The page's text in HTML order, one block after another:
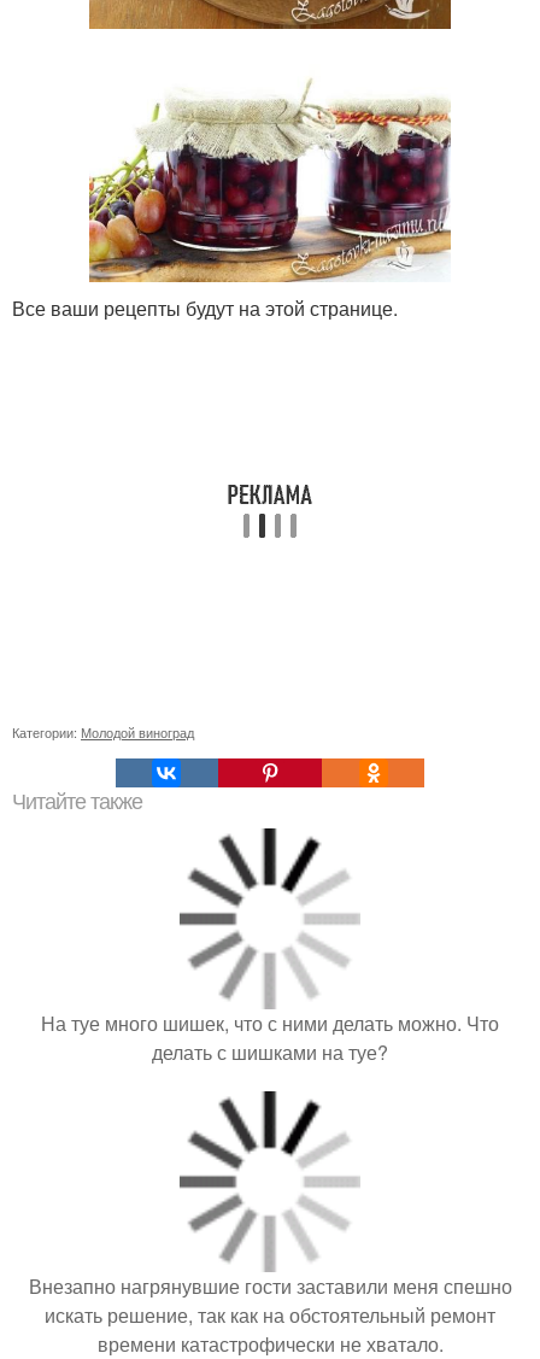
Все ваши рецепты будут на этой странице.
Категории: Молодой виноград
Читайте также
На туе много шишек, что с ними делать можно. Что
делать с шишками на туе?
Внезапно нагрянувшие гости заставили меня спешно
искать решение, так как на обстоятельный ремонт
времени катастрофически не хватало.